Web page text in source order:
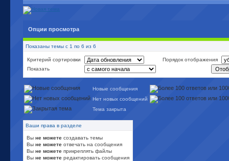
Опции просмотра
Показаны темы с 1 по 6 из 6
Критерий сортировки
Порядок отображения
Показать
Новые сообщения
Нет новых сообщений
Тема закрыта
Ваши права в разделе
Вы не можете создавать темы
Вы не можете отвечать на сообщения
Вы не можете прикреплять файлы
Вы не можете редактировать сообщения